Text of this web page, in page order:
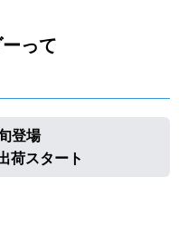
って
登場
荷スタート